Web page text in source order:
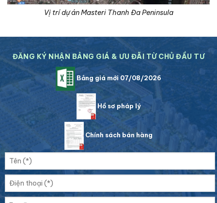
Vị trí dự án Masteri Thanh Đa Peninsula
ĐĂNG KÝ NHẬN BẢNG GIÁ & ƯU ĐÃI TỪ CHỦ ĐẦU TƯ
Bảng giá mới 07/08/2026
Hồ sơ pháp lý
Chính sách bán hàng